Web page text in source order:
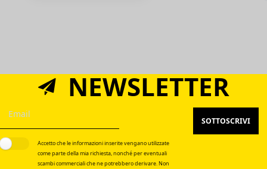
NEWSLETTER
Accetto che le informazioni inserite vengano utilizzate
come parte della mia richiesta, nonché per eventuali
scambi commerciali che ne potrebbero derivare. Non
SOTTOSCRIVI